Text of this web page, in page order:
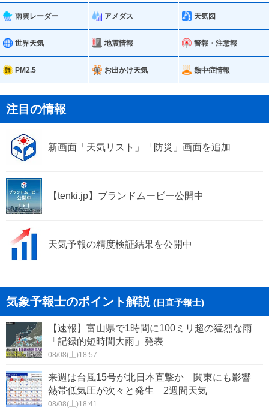
吉賀町
雨雲レーダー アメダス 天気図
世界天気 地震情報 警報・注意報
PM2.5 お出かけ天気 熱中症情報
注目の情報
新画面「天気リスト」「防災」画面を追加
【tenki.jp】ブランドムービー公開中
天気予報の精度検証結果を公開中
気象予報士のポイント解説 (日直予報士)
【速報】富山県で1時間に100ミリ超の猛烈な雨
「記録的短時間大雨」発表
08/08(土)18:57
来週は台風15号が北日本直撃か 関東にも影響
熱帯低気圧が次々と発生 2週間天気
08/08(土)18:41